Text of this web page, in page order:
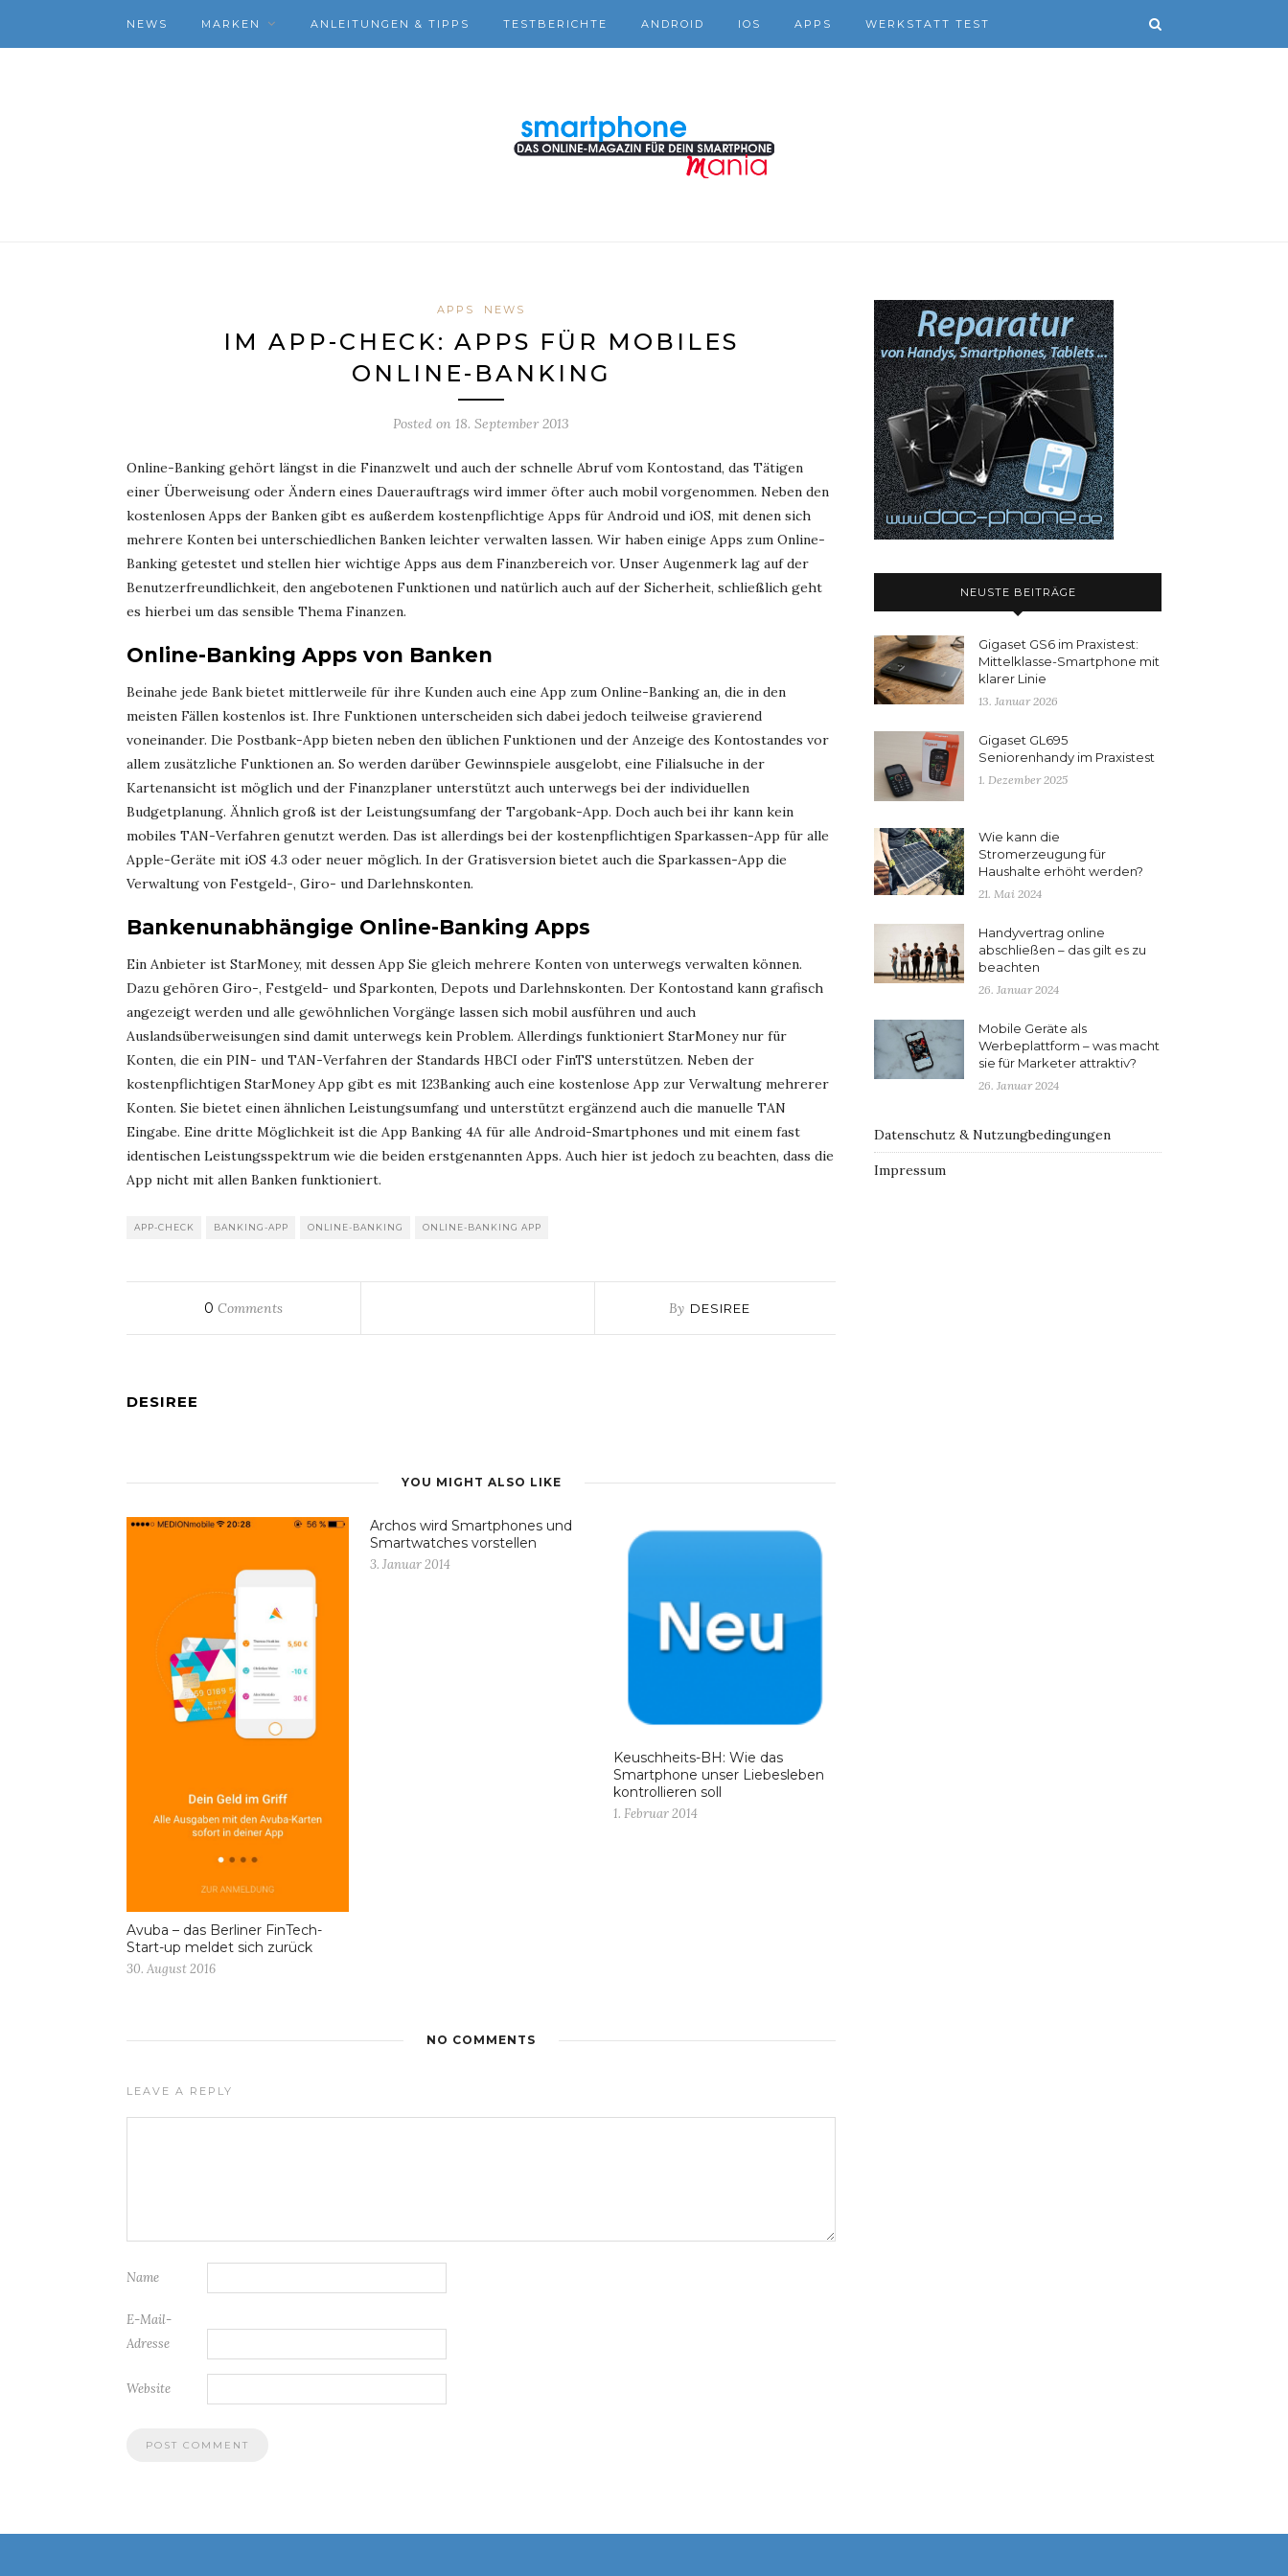
NEWS MARKEN ANLEITUNGEN & TIPPS TESTBERICHTE ANDROID IOS APPS WERKSTATT TEST
APPS NEWS
IM APP-CHECK: APPS FÜR MOBILES
ONLINE-BANKING
Posted on 18. September 2013
Online-Banking gehört längst in die Finanzwelt und auch der schnelle Abruf vom Kontostand, das Tätigen
einer Überweisung oder Ändern eines Dauerauftrags wird immer öfter auch mobil vorgenommen. Neben den
kostenlosen Apps der Banken gibt es außerdem kostenpflichtige Apps für Android und iOS, mit denen sich
mehrere Konten bei unterschiedlichen Banken leichter verwalten lassen. Wir haben einige Apps zum Online-
Banking getestet und stellen hier wichtige Apps aus dem Finanzbereich vor. Unser Augenmerk lag auf der
Benutzerfreundlichkeit, den angebotenen Funktionen und natürlich auch auf der Sicherheit, schließlich geht
es hierbei um das sensible Thema Finanzen.
Online-Banking Apps von Banken
Beinahe jede Bank bietet mittlerweile für ihre Kunden auch eine App zum Online-Banking an, die in den
meisten Fällen kostenlos ist. Ihre Funktionen unterscheiden sich dabei jedoch teilweise gravierend
voneinander. Die Postbank-App bieten neben den üblichen Funktionen und der Anzeige des Kontostandes vor
allem zusätzliche Funktionen an. So werden darüber Gewinnspiele ausgelobt, eine Filialsuche in der
Kartenansicht ist möglich und der Finanzplaner unterstützt auch unterwegs bei der individuellen
Budgetplanung. Ähnlich groß ist der Leistungsumfang der Targobank-App. Doch auch bei ihr kann kein
mobiles TAN-Verfahren genutzt werden. Das ist allerdings bei der kostenpflichtigen Sparkassen-App für alle
Apple-Geräte mit iOS 4.3 oder neuer möglich. In der Gratisversion bietet auch die Sparkassen-App die
Verwaltung von Festgeld-, Giro- und Darlehnskonten.
Bankenunabhängige Online-Banking Apps
Ein Anbieter ist StarMoney, mit dessen App Sie gleich mehrere Konten von unterwegs verwalten können.
Dazu gehören Giro-, Festgeld- und Sparkonten, Depots und Darlehnskonten. Der Kontostand kann grafisch
angezeigt werden und alle gewöhnlichen Vorgänge lassen sich mobil ausführen und auch
Auslandsüberweisungen sind damit unterwegs kein Problem. Allerdings funktioniert StarMoney nur für
Konten, die ein PIN- und TAN-Verfahren der Standards HBCI oder FinTS unterstützen. Neben der
kostenpflichtigen StarMoney App gibt es mit 123Banking auch eine kostenlose App zur Verwaltung mehrerer
Konten. Sie bietet einen ähnlichen Leistungsumfang und unterstützt ergänzend auch die manuelle TAN
Eingabe. Eine dritte Möglichkeit ist die App Banking 4A für alle Android-Smartphones und mit einem fast
identischen Leistungsspektrum wie die beiden erstgenannten Apps. Auch hier ist jedoch zu beachten, dass die
App nicht mit allen Banken funktioniert.
APP-CHECK BANKING-APP ONLINE-BANKING ONLINE-BANKING APP
0 Comments By DESIREE
DESIREE
YOU MIGHT ALSO LIKE
Avuba – das Berliner FinTech-
Start-up meldet sich zurück
30. August 2016
Archos wird Smartphones und
Smartwatches vorstellen
3. Januar 2014
Keuschheits-BH: Wie das
Smartphone unser Liebesleben
kontrollieren soll
1. Februar 2014
NO COMMENTS
LEAVE A REPLY
Name
E-Mail-
Adresse
Website
NEUSTE BEITRÄGE
Gigaset GS6 im Praxistest:
Mittelklasse-Smartphone mit
klarer Linie
13. Januar 2026
Gigaset GL695
Seniorenhandy im Praxistest
1. Dezember 2025
Wie kann die
Stromerzeugung für
Haushalte erhöht werden?
21. Mai 2024
Handyvertrag online
abschließen – das gilt es zu
beachten
26. Januar 2024
Mobile Geräte als
Werbeplattform – was macht
sie für Marketer attraktiv?
26. Januar 2024
Datenschutz & Nutzungbedingungen
Impressum